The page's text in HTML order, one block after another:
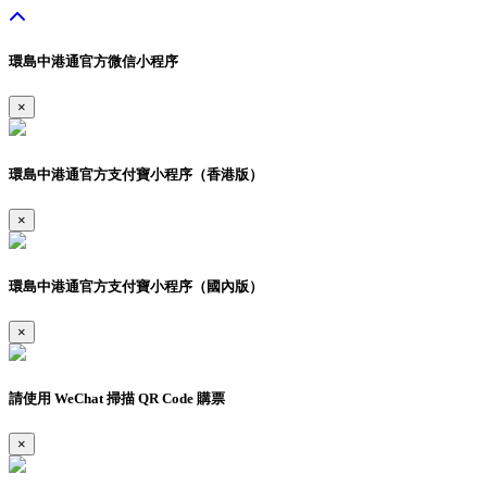
環島中港通官方微信小程序
×
環島中港通官方支付寶小程序（香港版）
×
環島中港通官方支付寶小程序（國內版）
×
請使用 WeChat 掃描 QR Code 購票
×